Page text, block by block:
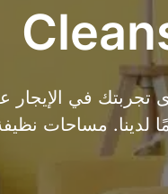
لدينا. مساحات